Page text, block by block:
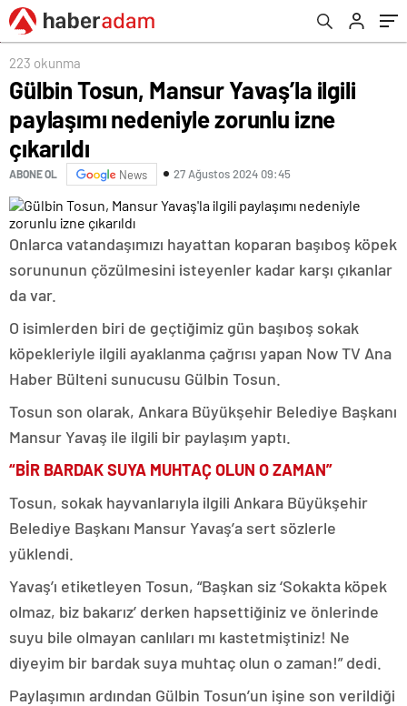
223 okunma
Gülbin Tosun, Mansur Yavaş’la ilgili
paylaşımı nedeniyle zorunlu izne
çıkarıldı
ABONE OL News 27 Ağustos 2024 09:45
Onlarca vatandaşımızı hayattan koparan başıboş köpek
sorununun çözülmesini isteyenler kadar karşı çıkanlar
da var.
O isimlerden biri de geçtiğimiz gün başıboş sokak
köpekleriyle ilgili ayaklanma çağrısı yapan Now TV Ana
Haber Bülteni sunucusu Gülbin Tosun.
Tosun son olarak, Ankara Büyükşehir Belediye Başkanı
Mansur Yavaş ile ilgili bir paylaşım yaptı.
“BİR BARDAK SUYA MUHTAÇ OLUN O ZAMAN”
Tosun, sokak hayvanlarıyla ilgili Ankara Büyükşehir
Belediye Başkanı Mansur Yavaş’a sert sözlerle
yüklendi.
Yavaş’ı etiketleyen Tosun, “Başkan siz ‘Sokakta köpek
olmaz, biz bakarız’ derken hapsettiğiniz ve önlerinde
suyu bile olmayan canlıları mı kastetmiştiniz! Ne
diyeyim bir bardak suya muhtaç olun o zaman!” dedi.
Paylaşımın ardından Gülbin Tosun’un işine son verildiği